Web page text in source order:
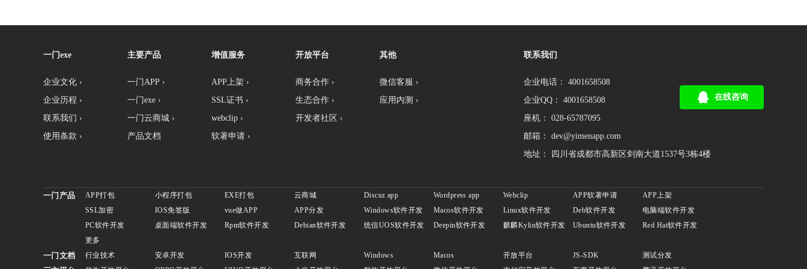
一门exe
企业文化 ›
企业历程 ›
联系我们 ›
使用条款 ›
主要产品
一门APP ›
一门exe ›
一门云商城 ›
产品文档
增值服务
APP上架 ›
SSL证书 ›
webclip ›
软著申请 ›
开放平台
商务合作 ›
生态合作 ›
开发者社区 ›
其他
微信客服 ›
应用内测 ›
联系我们
企业电话： 4001658508
企业QQ： 4001658508
座机： 028-65787095
邮箱： dev@yimenapp.com
地址： 四川省成都市高新区剑南大道1537号3栋4楼
在线咨询
一门产品 APP打包 小程序打包 EXE打包 云商城 Discuz app Wordpress app Webclip APP软著申请
APP上架
SSL加密
IOS免签版 vue做APP APP分发 Windows软件开发 Macos软件开发 Linux软件开发 Deb软件开发
电脑端软件开发
PC软件开发
桌面端软件开发 Rpm软件开发 Debian软件开发 统信UOS软件开发 Deepin软件开发 麒麟Kylin软件开发 Ubuntu软件开发
Red Hat软件开发
更多
一门文档 行业技术 安卓开发 IOS开发 互联网 Windows Macos 开放平台 JS-SDK 测试分发